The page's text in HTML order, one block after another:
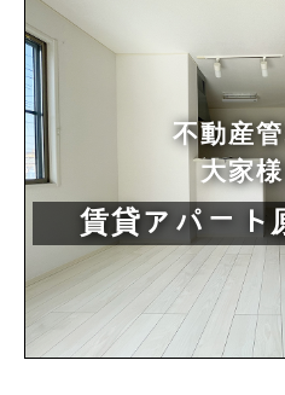
不動産
大家
賃貸アパート